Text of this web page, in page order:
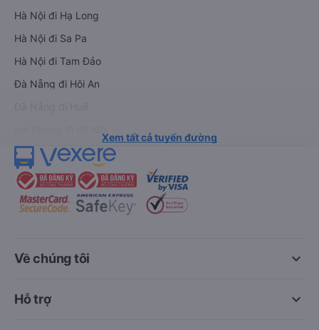
Hà Nội đi Hạ Long
Hà Nội đi Sa Pa
Hà Nội đi Tam Đảo
Đà Nẵng đi Hội An
Xem tất cả tuyến đường
keyboard_arrow_down
Về chúng tôi
keyboard_arrow_down
Hỗ trợ